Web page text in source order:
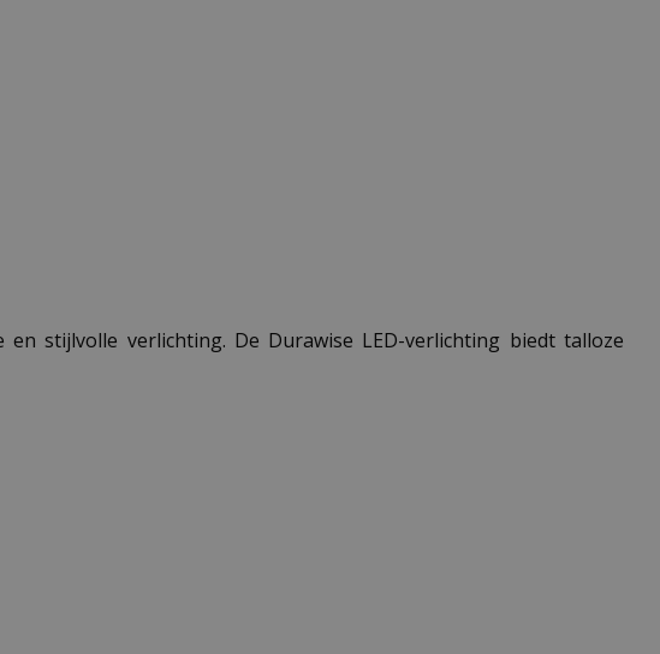
stijlvolle verlichting. De Durawise LED-verlichting biedt talloze